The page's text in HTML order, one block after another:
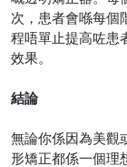
次，患者會喺每個
程唔單止提高咗患
效果。
結論
無論你係因為美觀
形矯正都係一個理